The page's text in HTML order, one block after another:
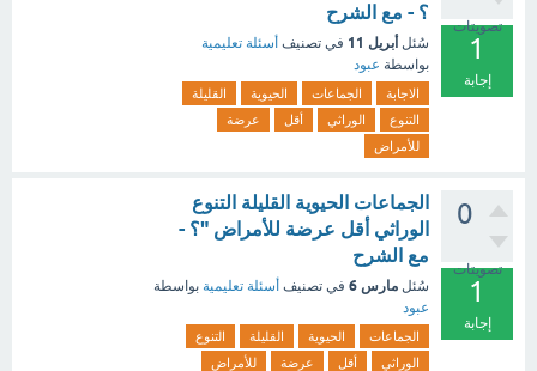
تصويتات
1
إجابة
؟ - مع الشرح
سُئل أبريل 11 في تصنيف أسئلة تعليمية
بواسطة عبود
الاجابة الجماعات الحيوية
القليلة
التنوع
الوراثي أقل
عرضة
للأمراض
0
تصويتات
1
إجابة
الجماعات الحيوية القليلة التنوع
الوراثي أقل عرضة للأمراض "؟ -
مع الشرح
سُئل مارس 6 في تصنيف أسئلة تعليمية بواسطة
عبود
الجماعات الحيوية القليلة
التنوع
الوراثي
أقل عرضة للأمراض